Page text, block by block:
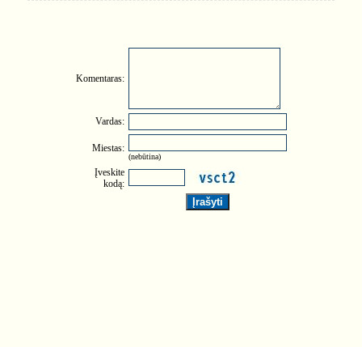
Komentaras:
Vardas:
Miestas:
(nebūtina)
Įveskite
kodą: